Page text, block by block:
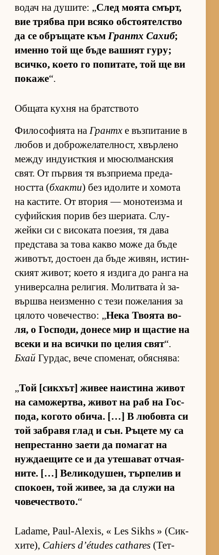
во­дач на ду­ши­те: „След мо­ята смърт,
вие трябва при всяко об­с­то­я­тел­с­тво
да се об­ръ­щате къмГрантх Са­хиб;
именно той ще бъде ва­шият гу­ру;
всич­ко, ко­ето го по­пи­та­те, той ще ви
по­каже“.
Общата кухня на братството
Фи­ло­со­фи­ята на Грантх е въз­пи­та­ние в
лю­бов и доб­ро­же­ла­тел­ност, хвър­лено
между ин­ду­ис­т­кия и мю­сюл­ман­с­кия
свят. От пър­вия тя въз­п­ри­ема пре­да­
ността (бхакти) без идо­лите и хо­мота
на кас­ти­те. От вто­рия — мо­но­те­изма и
су­фийс­кия по­рив без ше­ри­а­та. Слу­
жейки си с ви­со­ката по­е­зия, тя дава
пред­с­тава за това какво може да бъде
жи­во­тът, дос­тоен да бъде жи­вян, ис­тин­
с­кият жи­вот; ко­ето я из­дига до ранга на
уни­вер­сална ре­ли­гия. Мо­лит­вата ѝ за­
вър­шва не­из­менно с тези по­же­ла­ния за
ця­лото чо­ве­чес­т­во: „Нека Тво­ята во­
ля, о Гос­по­ди, до­несе мир и щас­тие на
всеки и на всички по це­лия свят“.
Бхай Гур­дас, вече спо­ме­нат, обяс­ня­ва:
„Той [сик­хът] жи­вее на­ис­тина жи­вот
на са­мо­жер­т­ва, жи­вот на раб на Гос­
по­да, ко­гото оби­ча. […] В лю­бовта си
той заб­равя глад и сън. Ръ­цете му са
неп­рес­танно за­ети да по­ма­гат на
нуж­да­е­щите се и да уте­ша­ват от­ча­я­
ни­те. […] Ве­ли­ко­ду­шен, тър­пе­лив и
спо­ко­ен, той жи­вее, за да служи на
чо­ве­чес­т­во­то.“
Ladame, Paul-Alexis, « Les Sikhs » (Сик­
хи­те), Cahiers d’études cathares (Тет­